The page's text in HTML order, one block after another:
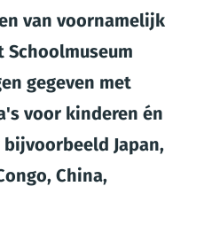
van voornamelijk
Schoolmuseum
gegeven met
voor kinderen én
Japan,
China,